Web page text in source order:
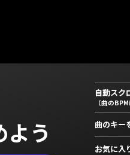
よう
自動スク
（曲の
曲のキー
お気に入